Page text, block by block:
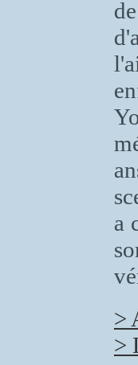
a
>
>